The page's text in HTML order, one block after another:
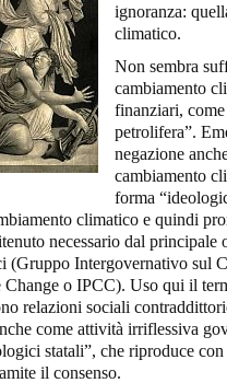
ignoranza:
climatico.
Non sembra
cambiamento
finanziari, come
petrolifera”.
negazione
cambiamento
forma
climatico e quindi
necessario dal principale
(Gruppo Intergovernativo sul
o IPCC). Uso qui il
relazioni sociali
come attività irriflessiva
statali”, che riproduce
il consenso.